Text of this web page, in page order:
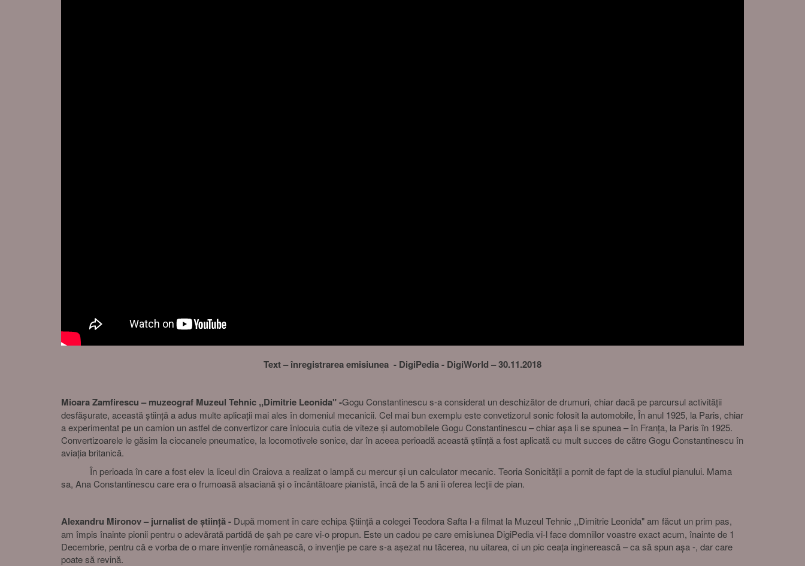
Text – înregistrarea emisiunea - DigiPedia - DigiWorld – 30.11.2018
Mioara Zamfirescu – muzeograf Muzeul Tehnic ,,Dimitrie Leonida" -Gogu Constantinescu s-a considerat un deschizător de drumuri, chiar dacă pe parcursul activității
desfășurate, această știință a adus multe aplicații mai ales în domeniul mecanicii. Cel mai bun exemplu este convetizorul sonic folosit la automobile, În anul 1925, la Paris, chiar
a experimentat pe un camion un astfel de convertizor care înlocuia cutia de viteze și automobilele Gogu Constantinescu – chiar așa li se spunea – în Franța, la Paris în 1925.
Convertizoarele le găsim la ciocanele pneumatice, la locomotivele sonice, dar în aceea perioadă această știință a fost aplicată cu mult succes de către Gogu Constantinescu în
aviația britanică.
În perioada în care a fost elev la liceul din Craiova a realizat o lampă cu mercur și un calculator mecanic. Teoria Sonicității a pornit de fapt de la studiul pianului. Mama
sa, Ana Constantinescu care era o frumoasă alsaciană și o încântătoare pianistă, încă de la 5 ani îi oferea lecții de pian.
Alexandru Mironov – jurnalist de știință - După moment în care echipa Știință a colegei Teodora Safta l-a filmat la Muzeul Tehnic ,,Dimitrie Leonida" am făcut un prim pas,
am împis înainte pionii pentru o adevărată partidă de șah pe care vi-o propun. Este un cadou pe care emisiunea DigiPedia vi-l face domniilor voastre exact acum, înainte de 1
Decembrie, pentru că e vorba de o mare invenție românească, o invenție pe care s-a așezat nu tăcerea, nu uitarea, ci un pic ceața inginerească – ca să spun așa -, dar care
poate să revină.